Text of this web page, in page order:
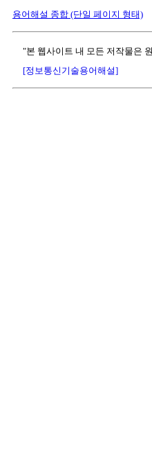
용어해설 종합 (단일 페이지 형태)
"본 웹사이트 내 모든 저작물은
[정보통신기술용어해설]